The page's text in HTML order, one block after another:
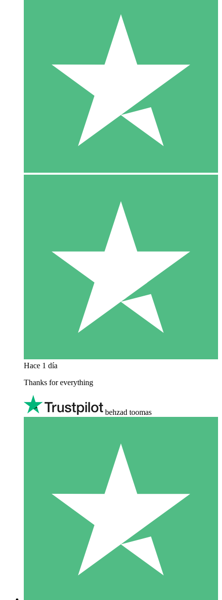
Hace 1 día
Thanks for everything
behzad toomas